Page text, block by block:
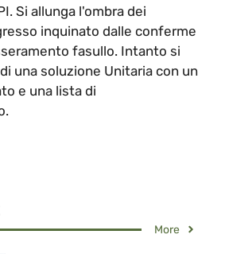
Si allunga l'ombra dei
inquinato dalle conferme
fasullo. Intanto si
una soluzione Unitaria con un
e una lista di
More